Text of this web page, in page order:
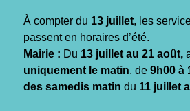
À compter du 13 juillet, les
passent en horaires d’été.
Mairie : Du 13 juillet au 21 août,
uniquement le matin, de 9h00 à
des samedis matin du 11 juillet